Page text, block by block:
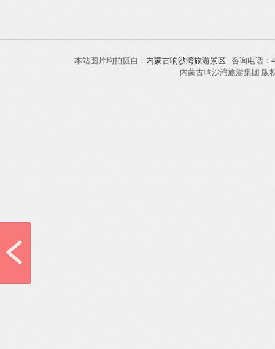
本站图片均拍摄自： 内蒙古响沙湾旅游景区 咨询电话
内蒙古响沙湾旅游集团